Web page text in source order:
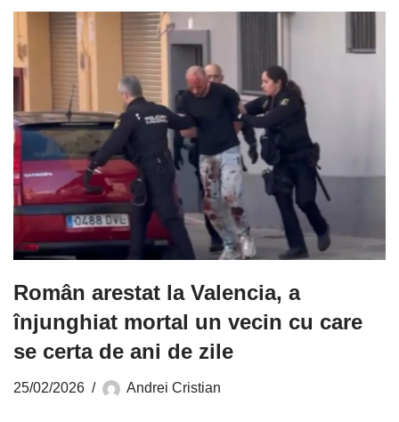
Român arestat la Valencia, a
înjunghiat mortal un vecin cu care
se certa de ani de zile
25/02/2026 Andrei Cristian